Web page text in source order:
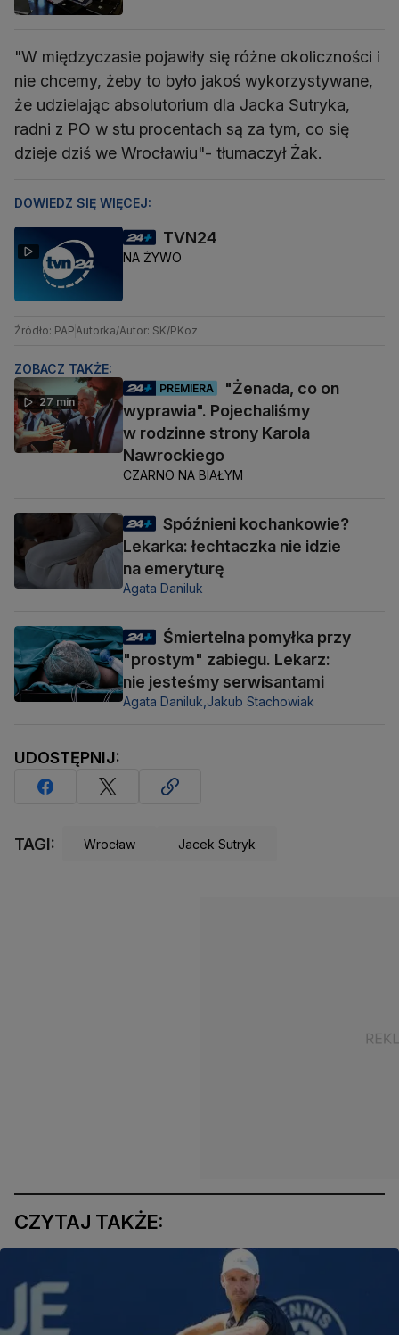
"W międzyczasie pojawiły się różne okoliczności i
nie chcemy, żeby to było jakoś wykorzystywane,
że udzielając absolutorium dla Jacka Sutryka,
radni z PO w stu procentach są za tym, co się
dzieje dziś we Wrocławiu"- tłumaczył Żak.
DOWIEDZ SIĘ WIĘCEJ:
TVN24
NA ŻYWO
Źródło: PAPAutorka/Autor: SK/PKoz
ZOBACZ TAKŻE:
27 min
PREMIERA
"Żenada, co on
wyprawia". Pojechaliśmy
w rodzinne strony Karola
Nawrockiego
CZARNO NA BIAŁYM
Spóźnieni kochankowie?
Lekarka: łechtaczka nie idzie
na emeryturę
Agata Daniluk
Śmiertelna pomyłka przy
"prostym" zabiegu. Lekarz:
nie jesteśmy serwisantami
Agata Daniluk, Jakub Stachowiak
UDOSTĘPNIJ:
TAGI: Wrocław Jacek Sutryk
CZYTAJ TAKŻE: